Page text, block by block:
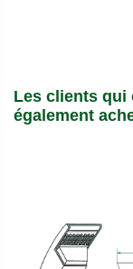
Les clients qui
également